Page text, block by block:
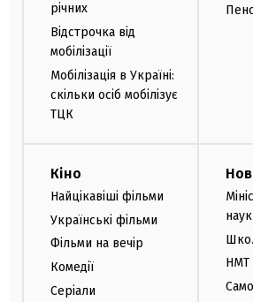
річних
Відстрочка від
мобілізації
Мобілізація в Україні:
скільки осіб мобілізує
ТЦК
Кіно
Найцікавіші фільми
Українські фільми
Фільми на вечір
Комедії
Серіали
НМТ